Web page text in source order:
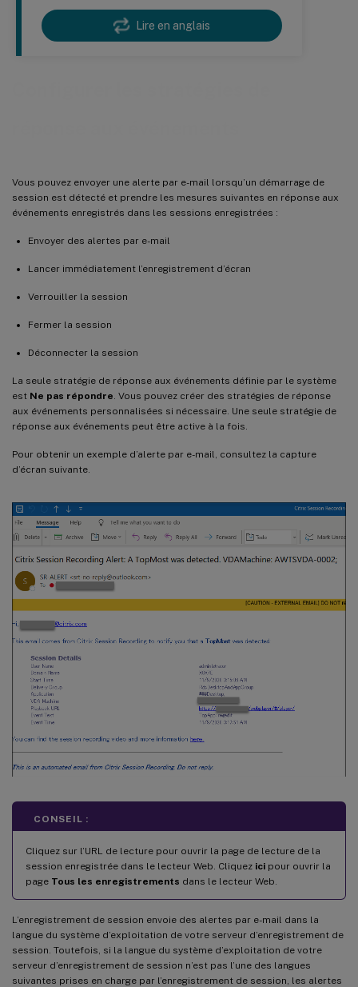
Lire en anglais
Vous pouvez envoyer une alerte par e-mail lorsqu’un démarrage de
session est détecté et prendre les mesures suivantes en réponse aux
événements enregistrés dans les sessions enregistrées :
Envoyer des alertes par e-mail
Lancer immédiatement l’enregistrement d’écran
Verrouiller la session
Fermer la session
Déconnecter la session
La seule stratégie de réponse aux événements définie par le système
est Ne pas répondre . Vous pouvez créer des stratégies de réponse
aux événements personnalisées si nécessaire. Une seule stratégie de
réponse aux événements peut être active à la fois.
Pour obtenir un exemple d’alerte par e-mail, consultez la capture
d’écran suivante.
CONSEIL :
Cliquez sur l’URL de lecture pour ouvrir la page de lecture de la
session enregistrée dans le lecteur Web. Cliquez ici pour ouvrir la
page Tous les enregistrements dans le lecteur Web.
L’enregistrement de session envoie des alertes par e-mail dans la
langue du système d’exploitation de votre serveur d’enregistrement de
session. Toutefois, si la langue du système d’exploitation de votre
serveur d’enregistrement de session n’est pas l’une des langues
suivantes prises en charge par l’enregistrement de session, les alertes